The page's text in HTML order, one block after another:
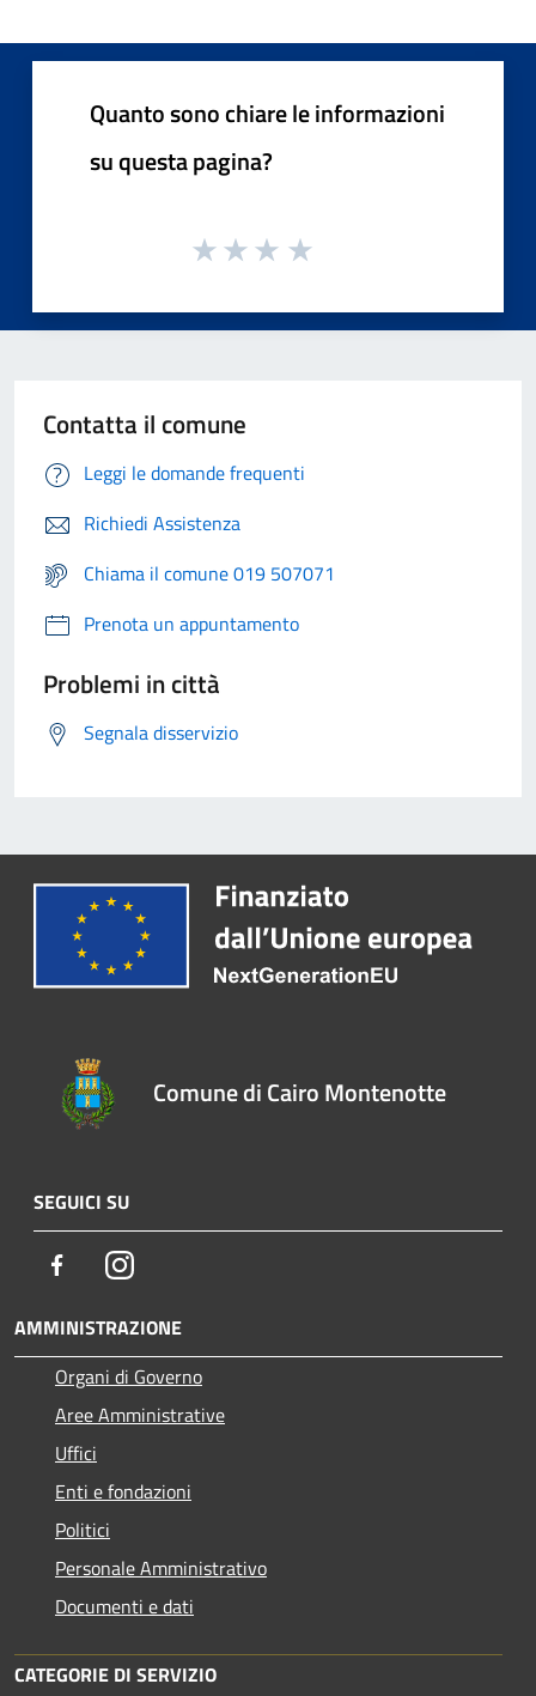
Quanto sono chiare le informazioni
su questa pagina?
Contatta il comune
Leggi le domande frequenti
Richiedi Assistenza
Chiama il comune 019 507071
Prenota un appuntamento
Problemi in città
Segnala disservizio
Comune di Cairo Montenotte
SEGUICI SU
FacebookInstagram
AMMINISTRAZIONE
Organi di Governo
Aree Amministrative
Uffici
Enti e fondazioni
Politici
Personale Amministrativo
Documenti e dati
CATEGORIE DI SERVIZIO